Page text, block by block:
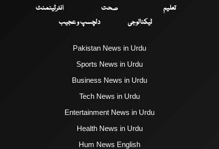
تعلیم
صحت
انٹرٹینمنٹ
ٹیکنالوجی
دلچسپ و عجیب
Pakistan News in Urdu
Sports News in Urdu
Business News in Urdu
Tech News in Urdu
Entertainment News in Urdu
Health News in Urdu
Hum News English